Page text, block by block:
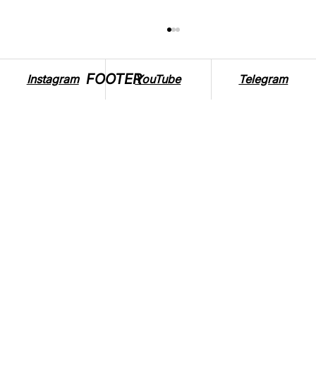
FOOTER
Instagram YouTube Telegram